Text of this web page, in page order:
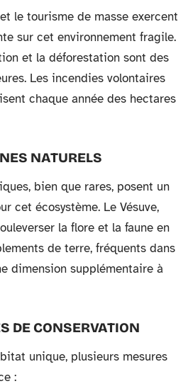
le tourisme de masse exercent
sur cet environnement fragile.
et la déforestation sont des
Les incendies volontaires
chaque année des hectares
NATURELS
bien que rares, posent un
cet écosystème. Le Vésuve,
la flore et la faune en
de terre, fréquents dans
dimension supplémentaire à
DE CONSERVATION
unique, plusieurs mesures
: